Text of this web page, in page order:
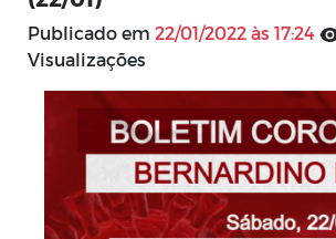
Publicado em 22/01/2022 às 17:24
Visualizações